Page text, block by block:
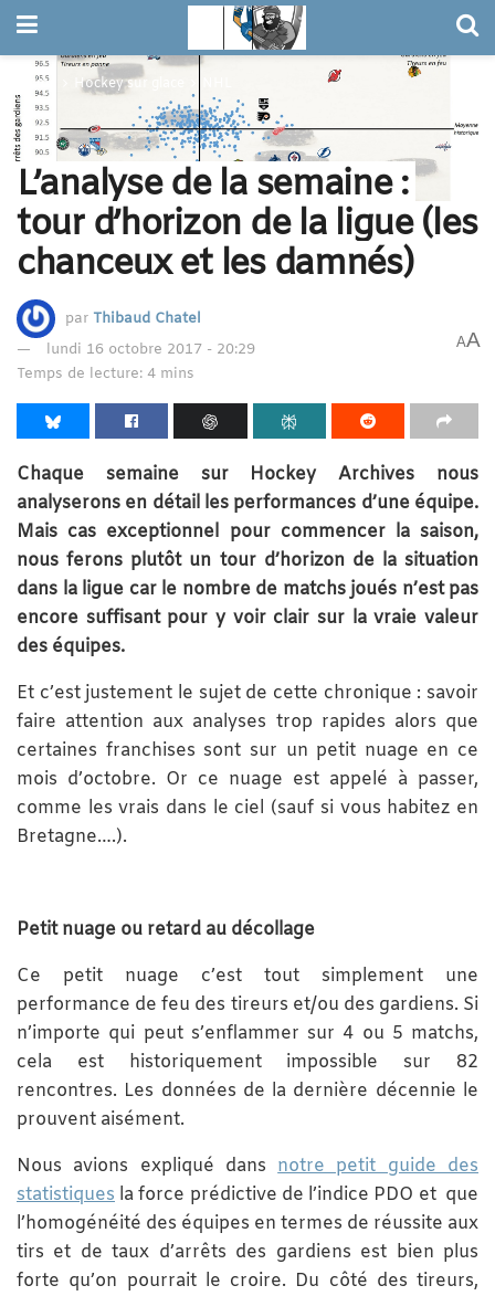
Home Hockey sur glace
L’analyse de la semaine :
tour d’horizon de la ligue (les
chanceux et les damnés)
par Thibaud Chatel
lundi 16 octobre 2017 - 20:29
Temps de lecture: 4 mins
AA
Chaque semaine sur Hockey Archives nous
analyserons en détail les performances d’une équipe.
Mais cas exceptionnel pour commencer la saison,
nous ferons plutôt un tour d’horizon de la situation
dans la ligue car le nombre de matchs joués n’est pas
encore suffisant pour y voir clair sur la vraie valeur
des équipes.
Et c’est justement le sujet de cette chronique : savoir
faire attention aux analyses trop rapides alors que
certaines franchises sont sur un petit nuage en ce
mois d’octobre. Or ce nuage est appelé à passer,
comme les vrais dans le ciel (sauf si vous habitez en
Bretagne….).
Petit nuage ou retard au décollage
Ce petit nuage c’est tout simplement une
performance de feu des tireurs et/ou des gardiens. Si
n’importe qui peut s’enflammer sur 4 ou 5 matchs,
cela est historiquement impossible sur 82
rencontres. Les données de la dernière décennie le
prouvent aisément.
Nous avions expliqué dans notre petit guide des
statistiques la force prédictive de l’indice PDO et que
l’homogénéité des équipes en termes de réussite aux
tirs et de taux d’arrêts des gardiens est bien plus
forte qu’on pourrait le croire. Du côté des tireurs,